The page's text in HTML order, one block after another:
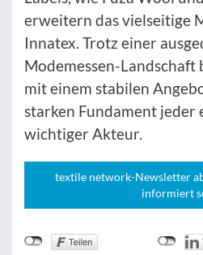
erweitern das vielseitige
Innatex. Trotz einer
Modemessen-Landschaft
mit einem stabilen
starken Fundament jeder
wichtiger Akteur.
textile network-Newsletter
informiert